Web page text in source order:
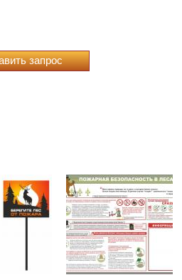
запрос